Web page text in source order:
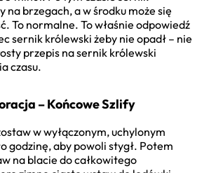
na brzegach, a w środku może się
To normalne. To właśnie odpowiedź
sernik królewski żeby nie opadł – nie
przepis na sernik królewski
czasu.
– Końcowe Szlify
w wyłączonym, uchylonym
godzinę, aby powoli stygł. Potem
na blacie do całkowitego